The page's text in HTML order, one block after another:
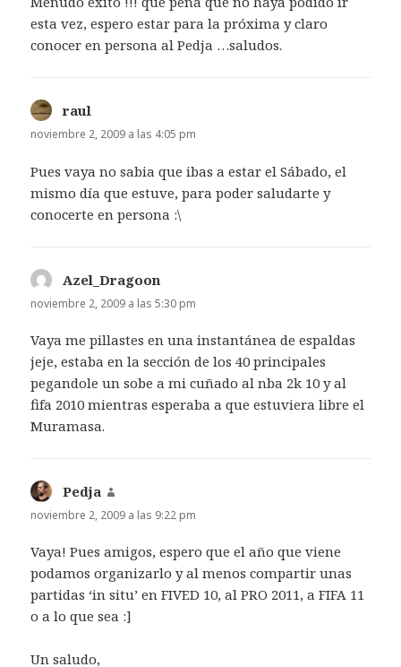
esta vez, espero estar para la próxima y claro
conocer en persona al Pedja …saludos.
raul
noviembre 2, 2009 a las 4:05 pm
Pues vaya no sabia que ibas a estar el Sábado, el
mismo día que estuve, para poder saludarte y
conocerte en persona :\
Azel_Dragoon
noviembre 2, 2009 a las 5:30 pm
Vaya me pillastes en una instantánea de espaldas
jeje, estaba en la sección de los 40 principales
pegandole un sobe a mi cuñado al nba 2k 10 y al
fifa 2010 mientras esperaba a que estuviera libre el
Muramasa.
Pedja
noviembre 2, 2009 a las 9:22 pm
Vaya! Pues amigos, espero que el año que viene
podamos organizarlo y al menos compartir unas
partidas ‘in situ’ en FIVED 10, al PRO 2011, a FIFA 11
o a lo que sea :]
Un saludo,